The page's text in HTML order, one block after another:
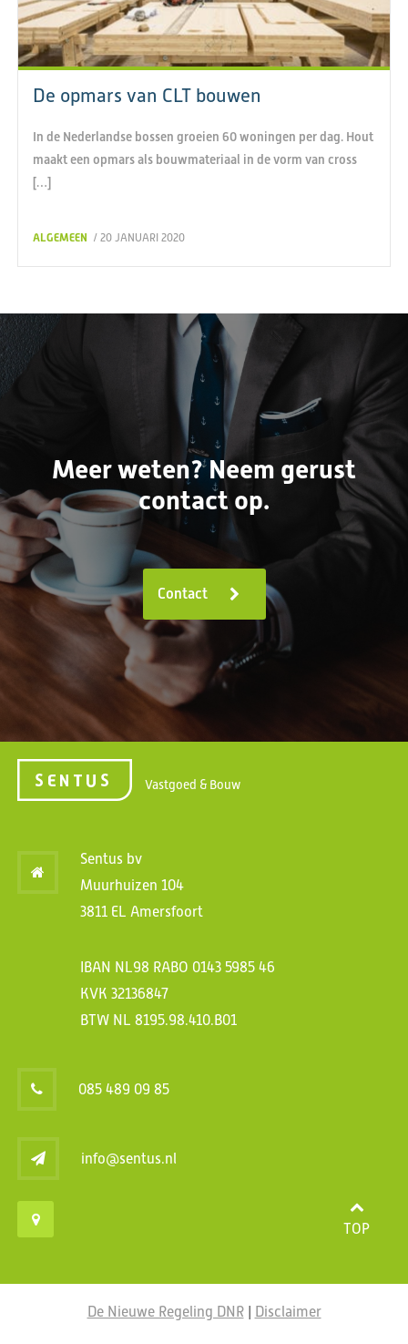
De opmars van CLT bouwen
In de Nederlandse bossen groeien 60 woningen per dag. Hout
maakt een opmars als bouwmateriaal in de vorm van cross
[…]
ALGEMEEN / 20 JANUARI 2020
Meer weten? Neem gerust
contact op.
Contact
Vastgoed & Bouw
Sentus bv
Muurhuizen 104
3811 EL Amersfoort
IBAN NL98 RABO 0143 5985 46
KVK 32136847
BTW NL 8195.98.410.B01
085 489 09 85
info@sentus.nl
TOP
De Nieuwe Regeling DNR| Disclaimer